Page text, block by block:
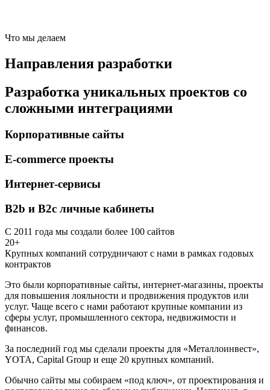
Что мы делаем
Направления разработки
Разработка уникальных проектов со
сложными интеграциями
Корпоративные сайты
E-commerce проекты
Интернет-сервисы
B2b и B2c личные кабинеты
С 2011 года мы создали более 100 сайтов
20+
Крупных компаний сотрудничают с нами в рамках годовых
контрактов
Это были корпоративные сайты, интернет-магазины, проекты
для повышения лояльности и продвижения продуктов или
услуг. Чаще всего с нами работают крупные компании из
сферы услуг, промышленного сектора, недвижимости и
финансов.
За последний год мы сделали проекты для «Металлоинвест»,
YOTA, Capital Group и еще 20 крупных компаний.
Обычно сайты мы собираем «под ключ», от проектирования и